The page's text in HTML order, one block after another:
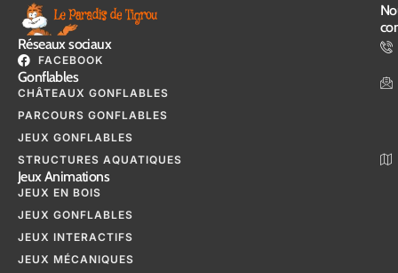
Réseaux sociaux
FACEBOOK
Gonflables
CHÂTEAUX GONFLABLES
PARCOURS GONFLABLES
JEUX GONFLABLES
STRUCTURES AQUATIQUES
Jeux Animations
JEUX EN BOIS
JEUX GONFLABLES
JEUX INTERACTIFS
JEUX MÉCANIQUES